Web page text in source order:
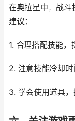
在奥拉星中，战斗
建议：
1. 合理搭配技能，
2. 注意技能冷却时
3. 学会使用道具，